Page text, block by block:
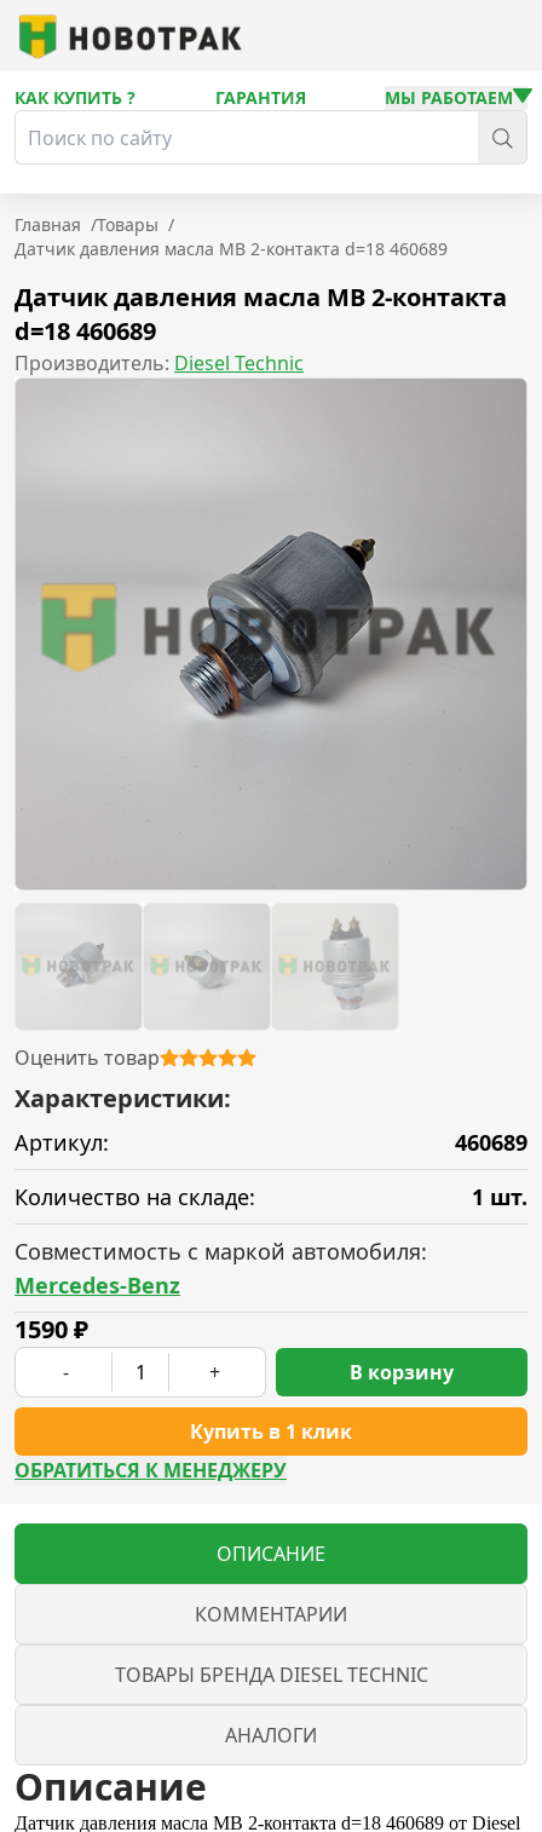
КАК КУПИТЬ ? ГАРАНТИЯ МЫ РАБОТАЕМ
Главная /Товары /
Датчик давления масла MB 2-контакта d=18 460689
Датчик давления масла MB 2-контакта
d=18 460689
Производитель: Diesel Technic
Оценить товар
Характеристики:
Артикул:
460689
Количество на складе:
1 шт.
Совместимость с маркой автомобиля:
Mercedes-Benz
1590₽
- +
Купить в 1 клик
В корзину
ОБРАТИТЬСЯ К МЕНЕДЖЕРУ
ОПИСАНИЕ
КОММЕНТАРИИ
ТОВАРЫ БРЕНДА DIESEL TECHNIC
АНАЛОГИ
Описание
Датчик давления масла MB 2-контакта d=18 460689 от Diesel